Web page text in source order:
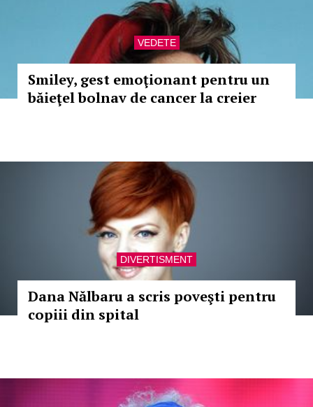
VEDETE
Smiley, gest emoţionant pentru un
băieţel bolnav de cancer la creier
DIVERTISMENT
Dana Nălbaru a scris poveşti pentru
copiii din spital